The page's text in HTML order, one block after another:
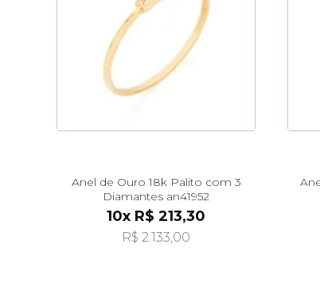
Anel de Ouro 18k Palito com 3
Diamantes an41952
10x R$ 213,30
R$ 2.133,00